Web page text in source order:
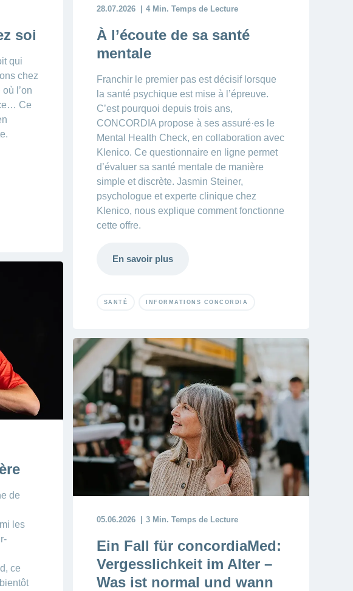
soi
qui
chez
l’on
Ce
28.07.2026 4 Min. Temps de Lecture
À l’écoute de sa santé
mentale
Franchir le premier pas est décisif lorsque
la santé psychique est mise à l’épreuve.
C’est pourquoi depuis trois ans,
CONCORDIA propose à ses assuré·es le
Mental Health Check, en collaboration avec
Klenico. Ce questionnaire en ligne permet
d’évaluer sa santé mentale de manière
simple et discrète. Jasmin Steiner,
psychologue et experte clinique chez
Klenico, nous explique comment fonctionne
cette offre.
En savoir plus
SANTÉ INFORMATIONS CONCORDIA
de
les
ce
05.06.2026 3 Min. Temps de Lecture
Ein Fall für concordiaMed:
Vergesslichkeit im Alter –
Was ist normal und wann